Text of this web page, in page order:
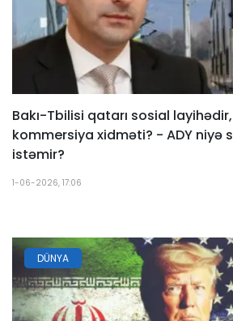
Bakı-Tbilisi qatarı sosial
kommersiya xidməti? - ADY niyə
istəmir?
1-06-2026, 17:06
DÜNYA